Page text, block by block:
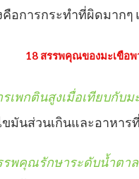
คือการกระทำที่ผิดมากๆ
18 สรรพคุณของมะเขือพ
เพกตินสูงเมื่อเทียบกับ
นส่วนเกินและอาหารที่
รพคุณรักษาระดับน้ำตาล